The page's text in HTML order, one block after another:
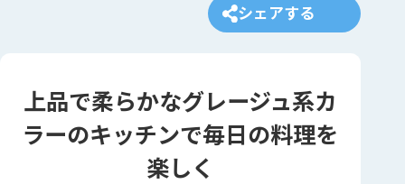
シェアする
上品で柔らかなグレージュ系カ
ラーのキッチンで毎日の料理を
楽しく